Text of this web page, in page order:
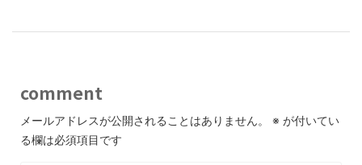
comment
メールアドレスが公開されることはありません。 ※ が付いてい
る欄は必須項目です